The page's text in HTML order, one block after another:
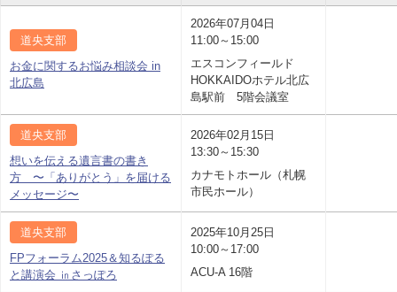
道央支部
お金に関するお悩み相談会 in
北広島
2026年07月04日
11:00～15:00
エスコンフィールド
HOKKAIDOホテル北広
島駅前 5階会議室
道央支部
想いを伝える遺言書の書き
方 〜「ありがとう」を届ける
メッセージ〜
2026年02月15日
13:30～15:30
カナモトホール（札幌
市民ホール）
道央支部
FPフォーラム2025＆知るぽる
と講演会 ㏌さっぽろ
2025年10月25日
10:00～17:00
ACU-A 16階